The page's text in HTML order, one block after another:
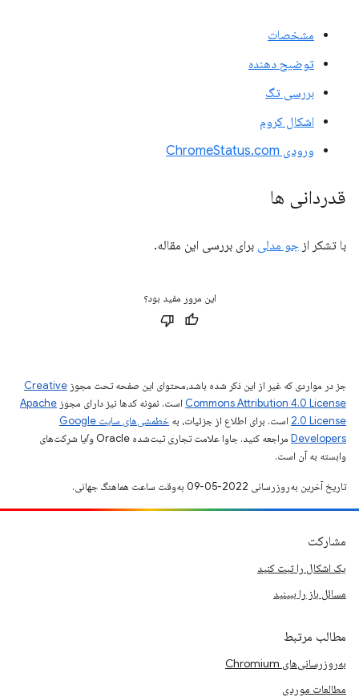
مشخصات
توضیح دهنده
بررسی تگ
اشکال کروم
ورودی ChromeStatus.com
قدردانی ها
با تشکر از جو مدلی برای بررسی این مقاله.
این مرور مفید بود؟
جز در مواردی که غیر از این ذکر شده باشد،‌محتوای این صفحه تحت مجوز Creative
Commons Attribution 4.0 License است. نمونه کدها نیز دارای مجوز Apache
2.0 License است. برای اطلاع از جزئیات، به
خطمشی‌های سایت Google
Developers‏
مراجعه کنید. جاوا علامت تجاری ثبت‌شده Oracle و/یا شرکت‌های
وابسته به آن است.
تاریخ آخرین به‌روزرسانی 2022-05-09 به‌وقت ساعت هماهنگ جهانی.
مشارکت
یک اشکال را ثبت کنید
مسائل باز را ببینید
مطالب مرتبط
به‌روزرسانی‌های Chromium
مطالعات موردی